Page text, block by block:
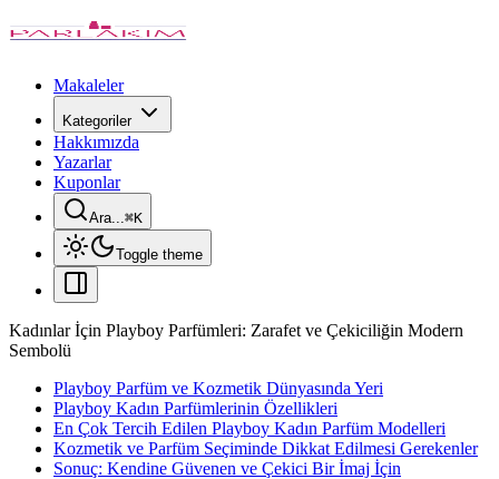
Makaleler
Kategoriler
Hakkımızda
Yazarlar
Kuponlar
Ara...⌘K
Toggle theme
Kadınlar İçin Playboy Parfümleri: Zarafet ve Çekiciliğin Modern
Sembolü
Playboy Parfüm ve Kozmetik Dünyasında Yeri
Playboy Kadın Parfümlerinin Özellikleri
En Çok Tercih Edilen Playboy Kadın Parfüm Modelleri
Kozmetik ve Parfüm Seçiminde Dikkat Edilmesi Gerekenler
Sonuç: Kendine Güvenen ve Çekici Bir İmaj İçin